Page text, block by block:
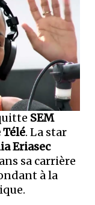
SEM
. La star
Eriasec
sa carrière
à la